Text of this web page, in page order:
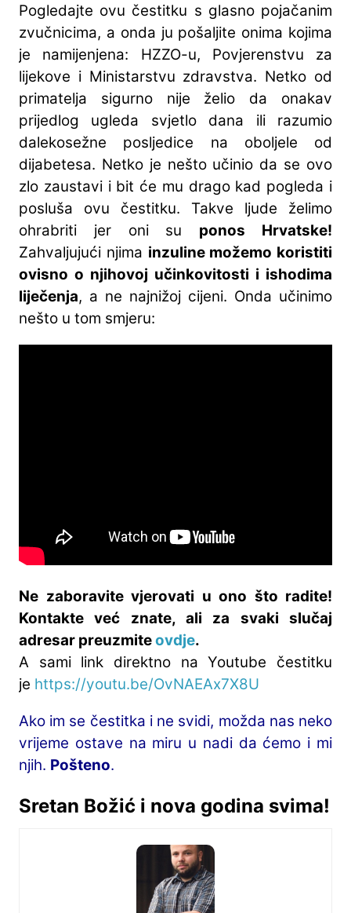
Pogledajte ovu čestitku s glasno pojačanim
zvučnicima, a onda ju pošaljite onima kojima
je namijenjena: HZZO-u, Povjerenstvu za
lijekove i Ministarstvu zdravstva. Netko od
primatelja sigurno nije želio da onakav
prijedlog ugleda svjetlo dana ili razumio
dalekosežne posljedice na oboljele od
dijabetesa. Netko je nešto učinio da se ovo
zlo zaustavi i bit će mu drago kad pogleda i
posluša ovu čestitku. Takve ljude želimo
ohrabriti jer oni su ponos Hrvatske!
Zahvaljujući njima inzuline možemo koristiti
ovisno o njihovoj učinkovitosti i ishodima
liječenja, a ne najnižoj cijeni. Onda učinimo
nešto u tom smjeru:
Ne zaboravite vjerovati u ono što radite!
Kontakte već znate, ali za svaki slučaj
adresar preuzmiteovdje.
A sami link direktno na Youtube čestitku
je https://youtu.be/OvNAEAx7X8U
Ako im se čestitka i ne svidi, možda nas neko
vrijeme ostave na miru u nadi da ćemo i mi
njih. Pošteno.
Sretan Božić i nova godina svima!